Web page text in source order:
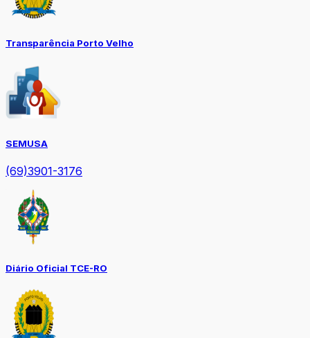
Transparência Porto Velho
SEMUSA
(69)3901-3176
Diário Oficial TCE-RO